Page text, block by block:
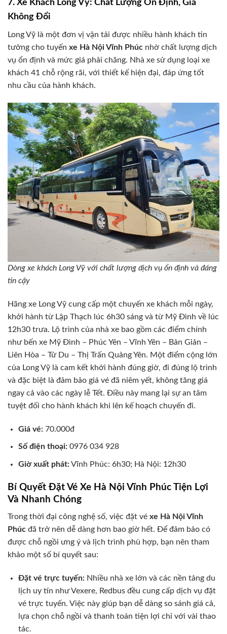
7. Xe Khách Long Vỹ: Chất Lượng Ổn Định, Giá
Không Đổi
Long Vỹ là một đơn vị vận tải được nhiều hành khách tin
tưởng cho tuyến xe Hà Nội Vĩnh Phúc nhờ chất lượng dịch
vụ ổn định và mức giá phải chăng. Nhà xe sử dụng loại xe
khách 41 chỗ rộng rãi, với thiết kế hiện đại, đáp ứng tốt
nhu cầu của hành khách.
Dòng xe khách Long Vỹ với chất lượng dịch vụ ổn định và đáng
tin cậy
Hãng xe Long Vỹ cung cấp một chuyến xe khách mỗi ngày,
khởi hành từ Lập Thạch lúc 6h30 sáng và từ Mỹ Đình về lúc
12h30 trưa. Lộ trình của nhà xe bao gồm các điểm chính
như bến xe Mỹ Đình – Phúc Yên – Vĩnh Yên – Bản Giản –
Liên Hòa – Tử Du – Thị Trấn Quảng Yên. Một điểm cộng lớn
của Long Vỹ là cam kết khởi hành đúng giờ, đi đúng lộ trình
và đặc biệt là đảm bảo giá vé đã niêm yết, không tăng giá
ngay cả vào các ngày lễ Tết. Điều này mang lại sự an tâm
tuyệt đối cho hành khách khi lên kế hoạch chuyến đi.
Giá vé:70.000đ
Số điện thoại:0976 034 928
Giờ xuất phát:Vĩnh Phúc: 6h30; Hà Nội: 12h30
Bí Quyết Đặt Vé Xe Hà Nội Vĩnh Phúc Tiện Lợi
Và Nhanh Chóng
Trong thời đại công nghệ số, việc đặt vé xe Hà Nội Vĩnh
Phúc đã trở nên dễ dàng hơn bao giờ hết. Để đảm bảo có
được chỗ ngồi ưng ý và lịch trình phù hợp, bạn nên tham
khảo một số bí quyết sau:
Đặt vé trực tuyến:Nhiều nhà xe lớn và các nền tảng du
lịch uy tín như Vexere, Redbus đều cung cấp dịch vụ đặt
vé trực tuyến. Việc này giúp bạn dễ dàng so sánh giá cả,
lựa chọn chỗ ngồi và thanh toán tiện lợi chỉ với vài thao
tác.